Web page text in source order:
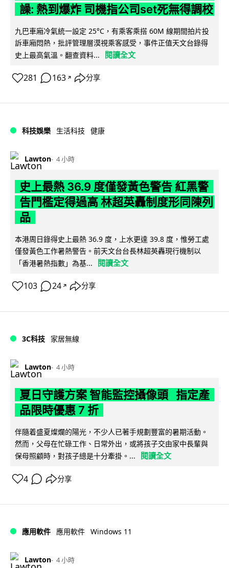
譟: 熱到爆炸 司機指公司set死無得調校
九巴車廂冷氣統一設定 25°C，有乘客乘搭 60M 線期間拍片投
訴車廂悶熱，批評管理層漠視乘客感受，事件正值天文台錄得
史上最高氣溫。翻查資料...
閱讀全文
281 163 ↗ 分享
科技娛樂 生活科技 健康
Lawton 4 小時
史上最熱 36.9 度僅發黃色警告 紅黑警
告門檻定得過高 林超英轟制度形同陳列
品
本港周日錄得史上最熱 36.9 度，上水更達 39.8 度，惟勞工處
僅發黃色工作暑熱警告。前天文台台長林超英轟現行機制以
「香港暑熱指數」為基...
閱讀全文
103 24 ↗ 分享
3C科技 家居無線
Lawton 4 小時
夏日守護方案 智能監控攝像頭 指定產
品限時優惠 7 折
伴隨着盛夏燦爛的陽光，不少人已著手規劃豐富的暑期活動。
然而，父母在忙碌工作、日常外出，或將孩子交由家中長輩與
保母照顧時，對孩子總是十分牽掛。...
閱讀全文
4 分享
應用軟件 應用軟件 Windows 11
Lawton 4 小時